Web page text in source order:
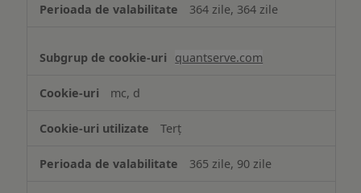
364 zile, 364 zile
quantserve.com
mc, d
Terț
365 zile, 90 zile